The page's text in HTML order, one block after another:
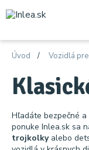
Úvod Vozidlá
Hľadáte bezpečné
ponuke Inlea.sk sa
trojkolky alebo